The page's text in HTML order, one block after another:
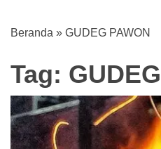
Beranda » GUDEG PAWON
Tag: